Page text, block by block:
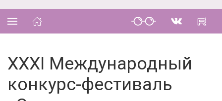
XXXI Международный
конкурс-фестиваль